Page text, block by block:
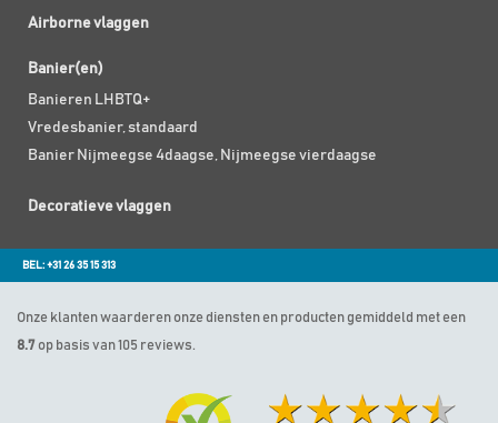
Airborne vlaggen
Banier(en)
Banieren LHBTQ+
Vredesbanier, standaard
Banier Nijmeegse 4daagse, Nijmeegse vierdaagse
Decoratieve vlaggen
BEL: +31 26 35 15 313
Onze klanten waarderen onze diensten en producten gemiddeld met een
8.7 op basis van 105 reviews.